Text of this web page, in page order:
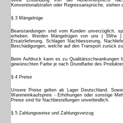
Konventionalstrafen oder Regressansprüche, stehen
§ 3 Mängelrüge
Beanstandungen sind vom Kunden unverzüglich,
erheben. Werden Mängelrügen von uns ( SWw
Ersatzlieferung. Schlagen Nachbesserung,
Beschädigungen, welche auf den Transport zurück
Beim Aufdruck kann es zu
gewünschten Farbe je nach Grundfarbe des
§ 4 Preise
Unsere Preise gelten ab Lager Deutschland.
Wareneinkaufspreis - Erhöhungen oder sonstige
Preise sind für Nachbestellungen unverbindlich.
§ 5 Zahlungsweise und Zahlungsverzug